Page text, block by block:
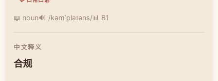
📖 noun🔊 /kəmˈplaɪəns/📊 B1
中文释义
合规